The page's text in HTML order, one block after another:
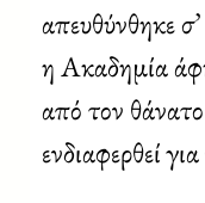
απευθύνθηκε
η Ακαδημία
από τον
ενδιαφερθεί